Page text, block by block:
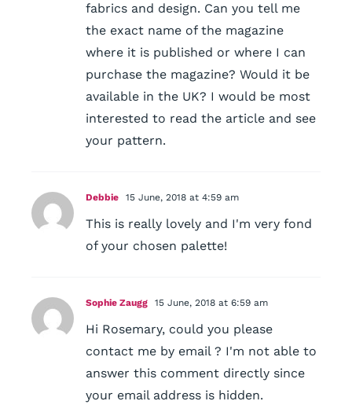
fabrics and design. Can you tell me
the exact name of the magazine
where it is published or where I can
purchase the magazine? Would it be
available in the UK? I would be most
interested to read the article and see
your pattern.
Debbie 15 June, 2018 at 4:59 am
This is really lovely and I'm very fond
of your chosen palette!
Sophie Zaugg 15 June, 2018 at 6:59 am
Hi Rosemary, could you please
contact me by email ? I'm not able to
answer this comment directly since
your email address is hidden.